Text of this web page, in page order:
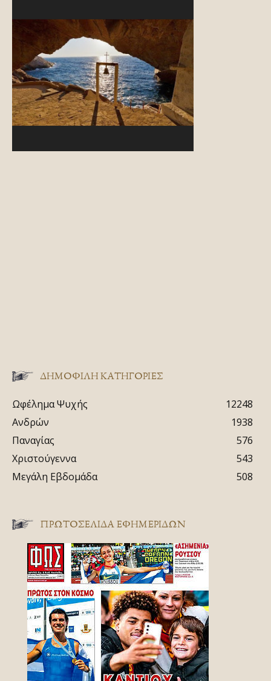
ΔΗΜΟΦΙΛΗ ΚΑΤΗΓΟΡΙΕΣ
Ωφέλημα Ψυχής
12248
Ανδρών
1938
Παναγίας
576
Χριστούγεννα
543
Μεγάλη Εβδομάδα
508
ΠΡΩΤΟΣΈΛΙΔΑ ΕΦΗΜΕΡΊΔΩΝ